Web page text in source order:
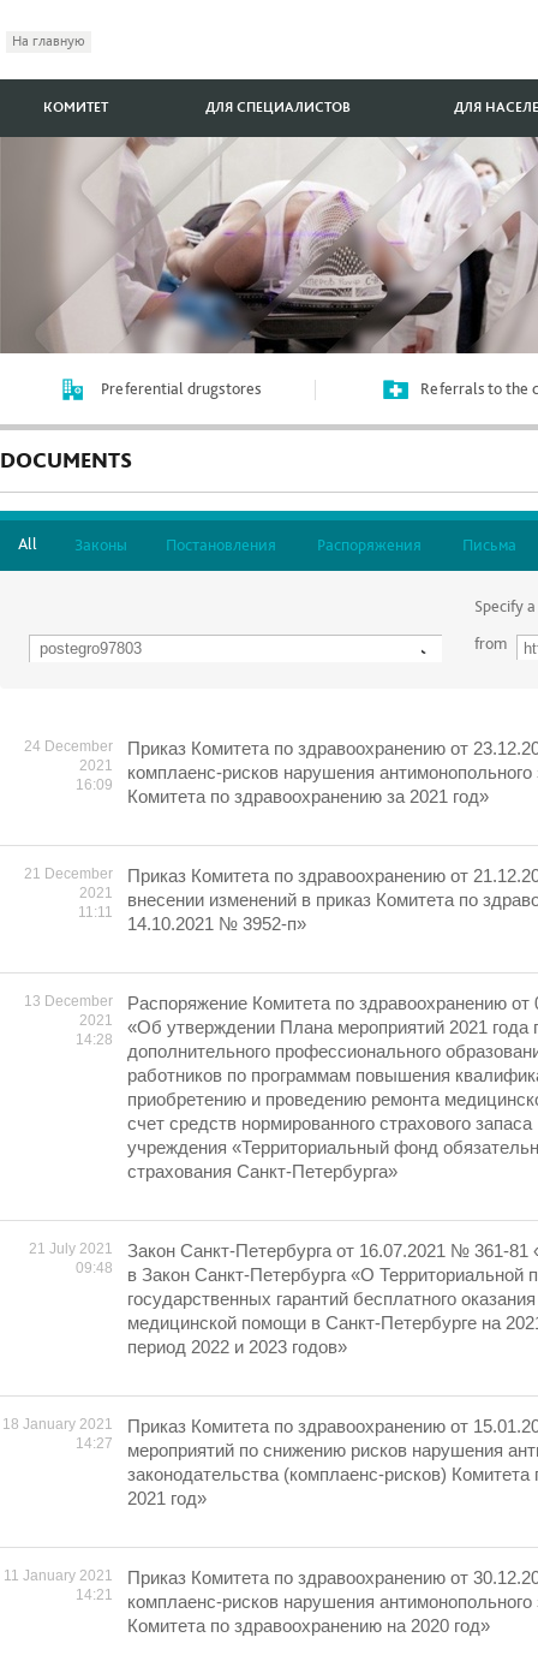
На главную
КОМИТЕТ ДЛЯ СПЕЦИАЛИСТОВ ДЛЯ
Preferential drugstores Referrals to the
DOCUMENTS
All Законы Постановления Распоряжения Письма
Specify
from
24 December
2021
16:09
Приказ Комитета по здравоохранению от
комплаенс-рисков нарушения антимонопольного
Комитета по здравоохранению за 2021 год»
21 December
2021
11:11
Приказ Комитета по здравоохранению от
внесении изменений в приказ Комитета по
14.10.2021 № 3952-п»
13 December
2021
14:28
Распоряжение Комитета по здравоохранению
«Об утверждении Плана мероприятий 2021 года
дополнительного профессионального
работников по программам повышения
приобретению и проведению ремонта
счет средств нормированного страхового запаса
учреждения «Территориальный фонд
страхования Санкт-Петербурга»
21 July 2021
09:48
Закон Санкт-Петербурга от 16.07.2021 № 361-81
в Закон Санкт-Петербурга «О Территориальной
государственных гарантий бесплатного
медицинской помощи в Санкт-Петербурге на
период 2022 и 2023 годов»
18 January 2021
14:27
Приказ Комитета по здравоохранению от
мероприятий по снижению рисков нарушения
законодательства (комплаенс-рисков)
2021 год»
11 January 2021
14:21
Приказ Комитета по здравоохранению от
комплаенс-рисков нарушения антимонопольного
Комитета по здравоохранению на 2020 год»